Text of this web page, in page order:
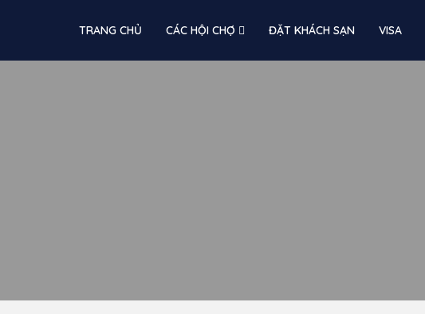
TRANG CHỦ CÁC HỘI CHỢ ĐẶT KHÁCH SẠN VISA